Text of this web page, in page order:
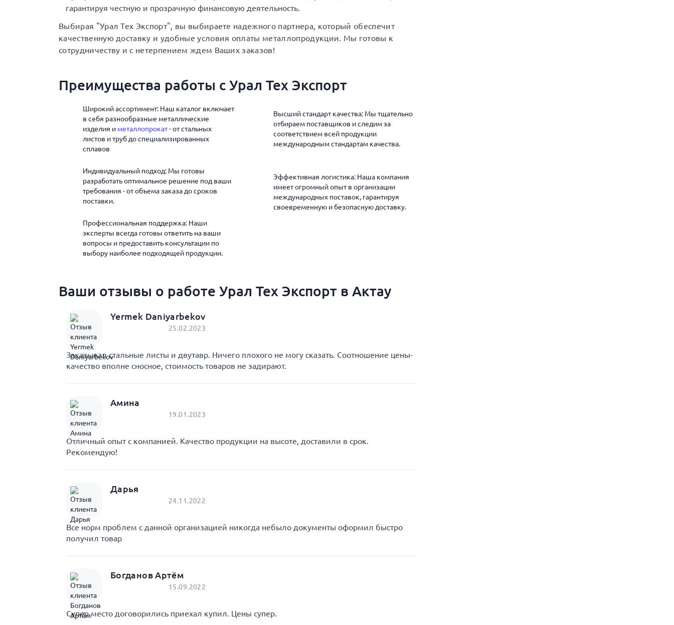
гарантируя честную и прозрачную финансовую деятельность.
Выбирая "Урал Тех Экспорт", вы выбираете надежного партнера, который обеспечит
качественную доставку и удобные условия оплаты металлопродукции. Мы готовы к
сотрудничеству и с нетерпением ждем Ваших заказов!
Преимущества работы с Урал Тех Экспорт
Широкий ассортимент: Наш каталог включает
в себя разнообразные металлические
изделия и металлопрокат- от стальных
листов и труб до специализированных
сплавов
Высший стандарт качества: Мы тщательно
отбираем поставщиков и следим за
соответствием всей продукции
международным стандартам качества.
Индивидуальный подход: Мы готовы
разработать оптимальное решение под ваши
требования - от объема заказа до сроков
поставки.
Эффективная логистика: Наша компания
имеет огромный опыт в организации
международных поставок, гарантируя
своевременную и безопасную доставку.
Профессиональная поддержка: Наши
эксперты всегда готовы ответить на ваши
вопросы и предоставить консультации по
выбору наиболее подходящей продукции.
Ваши отзывы о работе Урал Тех Экспорт в Актау
Yermek Daniyarbekov
25.02.2023
Заказывал стальные листы и двутавр. Ничего плохого не могу сказать. Соотношение цены-
качество вполне сносное, стоимость товаров не задирают.
Амина
19.01.2023
Отличный опыт с компанией. Качество продукции на высоте, доставили в срок.
Рекомендую!
Дарья
24.11.2022
Все норм проблем с данной организацией никогда небыло документы оформил быстро
получил товар
Богданов Артём
15.09.2022
Супер место договорились приехал купил. Цены супер.